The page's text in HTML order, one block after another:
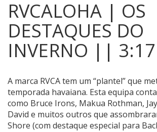
RVCALOHA | OS
DESTAQUES DO
INVERNO || 3:17
A marca RVCA tem um “plantel” que
temporada havaiana. Esta equipa
como Bruce Irons, Makua Rothman,
David e muitos outros que
Shore (com destaque especial para